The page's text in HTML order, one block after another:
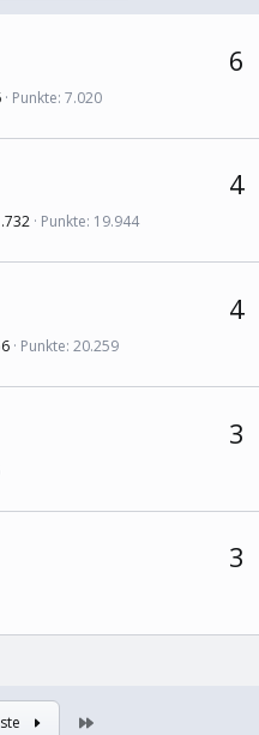
6
Punkte 7.020
4
Punkte 19.944
4
Punkte 20.259
3
3